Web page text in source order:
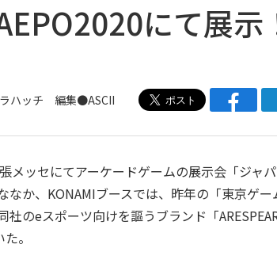
にて展示
ハッチ 編集●ASCII
ッセにてアーケードゲームの展示会「ジャ
か、KONAMIブースでは、昨年の「東京ゲー
のeスポーツ向けを謳うブランド「ARESPEAR
。